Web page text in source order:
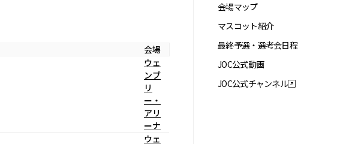
会場
ウェ
ンブ
リ
ー・
アリ
ーナ
ウェ
会場マップ
マスコット紹介
最終予選・選考会日程
JOC公式動画
JOC公式チャンネル